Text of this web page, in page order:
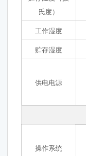
氏度）
工作湿度
贮存湿度
供电电源
操作系统